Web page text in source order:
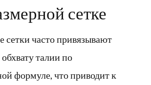
сетке
сетки часто привязывают
талии по
формуле, что приводит к